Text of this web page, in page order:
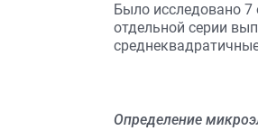
Было исследовано
отдельной серии
Определение